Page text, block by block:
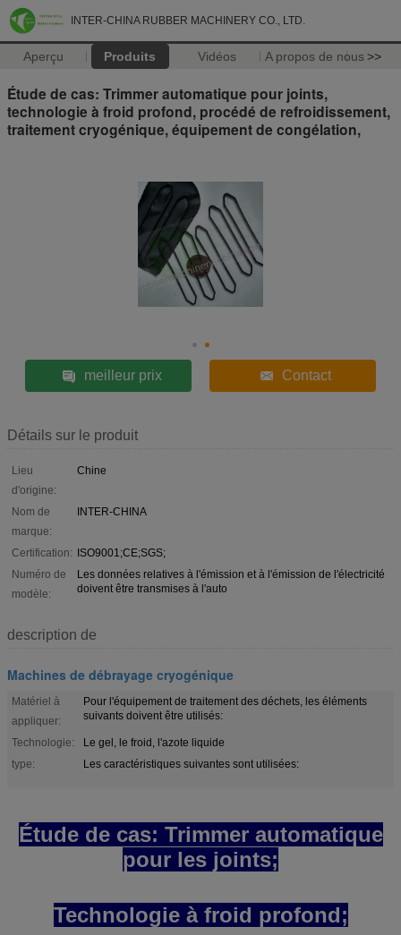
INTER-CHINA RUBBER MACHINERY CO., LTD.
Aperçu Produits Vidéos A propos de nous>>
Étude de cas: Trimmer automatique pour joints,
technologie à froid profond, procédé de refroidissement,
traitement cryogénique, équipement de congélation,
meilleur prix Contact
Détails sur le produit
Lieu
d'origine:
Chine
Nom de
marque:
INTER-CHINA
Certification: ISO9001;CE;SGS;
Numéro de
modèle:
Les données relatives à l'émission et à l'émission de l'électricité
doivent être transmises à l'auto
description de
Machines de débrayage cryogénique
Matériel à
appliquer:
Pour l'équipement de traitement des déchets, les éléments
suivants doivent être utilisés:
Technologie:
Le gel, le froid, l'azote liquide
type:
Les caractéristiques suivantes sont utilisées:
Étude de cas: Trimmer automatique
pour les joints;
Technologie à froid profond;